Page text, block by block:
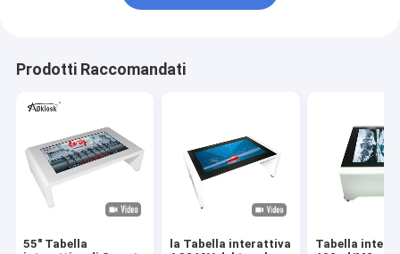
Prodotti Raccomandati
55" Tabella
la Tabella interattiva
Tabella